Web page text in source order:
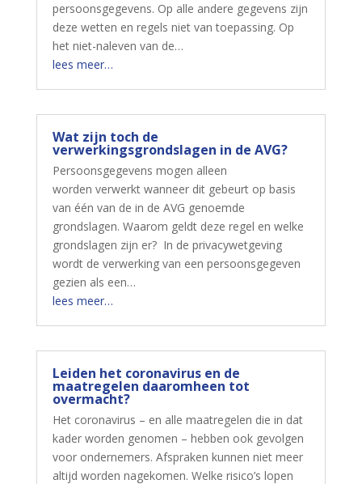
persoonsgegevens. Op alle andere gegevens zijn
deze wetten en regels niet van toepassing. Op
het niet-naleven van de…
lees meer…
Wat zijn toch de
verwerkingsgrondslagen in de AVG?
Persoonsgegevens mogen alleen
worden verwerkt wanneer dit gebeurt op basis
van één van de in de AVG genoemde
grondslagen. Waarom geldt deze regel en welke
grondslagen zijn er? In de privacywetgeving
wordt de verwerking van een persoonsgegeven
gezien als een…
lees meer…
Leiden het coronavirus en de
maatregelen daaromheen tot
overmacht?
Het coronavirus – en alle maatregelen die in dat
kader worden genomen – hebben ook gevolgen
voor ondernemers. Afspraken kunnen niet meer
altijd worden nagekomen. Welke risico’s lopen